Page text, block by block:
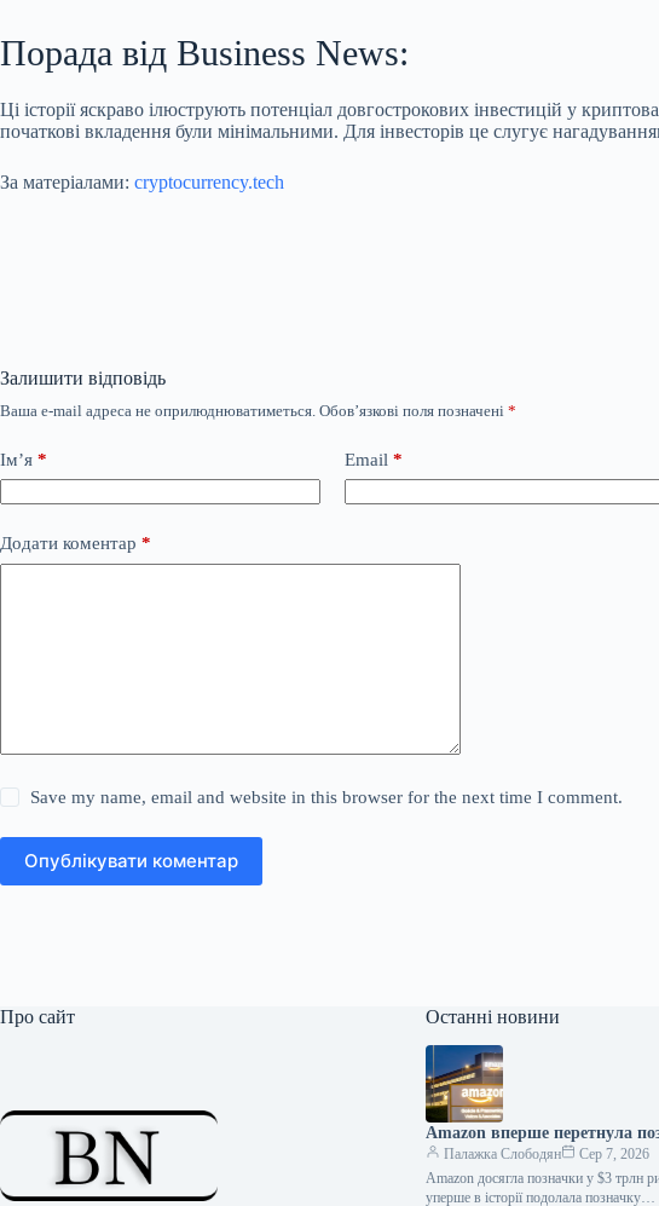
Порада від Business News:
Ці історії яскраво ілюструють потенціал довгострокових інвестицій у
початкові вкладення були мінімальними. Для інвесторів це слугує
За матеріалами: cryptocurrency.tech
Залишити відповідь
Ваша e-mail адреса не оприлюднюватиметься. Обов’язкові поля позначені *
Ім’я * Email *
Додати коментар *
Save my name, email and website in this browser for the next time I comment.
Опублікувати коментар
Про сайт Останні новини
Amazon вперше перетнула
Палажка Слободян
Сер 7, 2026
Amazon досягла позначки у $3 трлн
уперше в історії подолала позначку…